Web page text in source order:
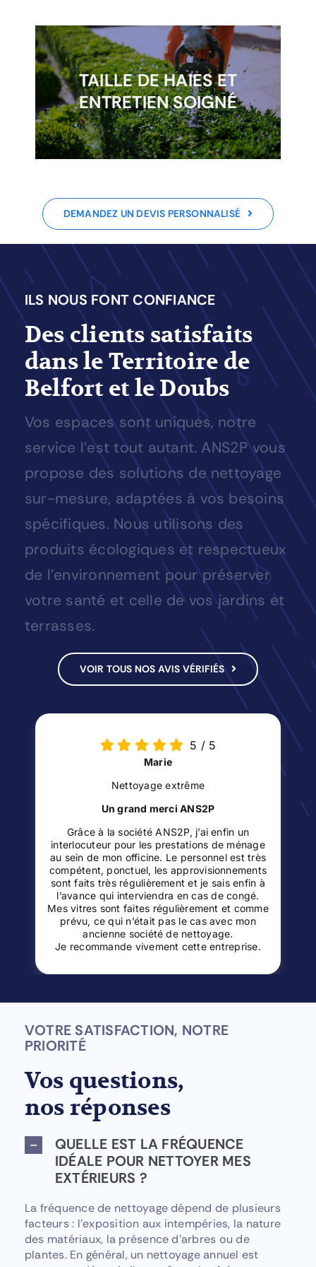
TAILLE DE HAIES ET
ENTRETIEN SOIGNÉ
Taille et entretien de haies de toutes
tailles. Intervention soignée pour une
finition impeccable, avec évacuation
des déchets verts.
DEMANDEZ UN DEVIS PERSONNALISÉ
ILS NOUS FONT CONFIANCE
Des clients satisfaits
dans le Territoire de
Belfort et le Doubs
Vos espaces sont uniques, notre
service l’est tout autant. ANS2P vous
propose des solutions de nettoyage
sur-mesure, adaptées à vos besoins
spécifiques. Nous utilisons des
produits écologiques et respectueux
de l’environnement pour préserver
votre santé et celle de vos jardins et
terrasses.
VOIR TOUS NOS AVIS VÉRIFIÉS
5 / 5
Noelle C
Nettoyage extrême
Nettoyage de 23 ml de garde corps de…
Nettoyage de 23 ml de garde corps de balcon
PVC avec produit désincrustant et
désinfectant
Très bon travail
Entreprise sérieuse et ponctuelle
VOTRE SATISFACTION, NOTRE
PRIORITÉ
Vos questions,
nos réponses
QUELLE EST LA FRÉQUENCE
IDÉALE POUR NETTOYER MES
EXTÉRIEURS ?
La fréquence de nettoyage dépend de plusieurs
facteurs : l’exposition aux intempéries, la nature
des matériaux, la présence d’arbres ou de
plantes. En général, un nettoyage annuel est